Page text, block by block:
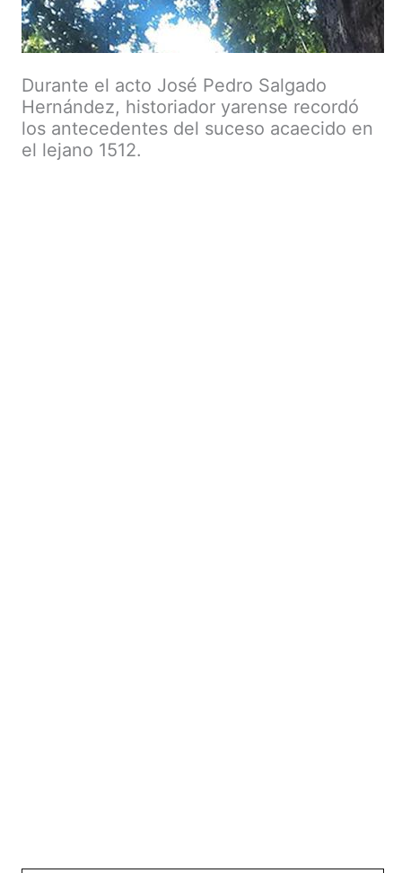
Durante el acto José Pedro Salgado
Hernández, historiador yarense recordó
los antecedentes del suceso acaecido en
el lejano 1512.